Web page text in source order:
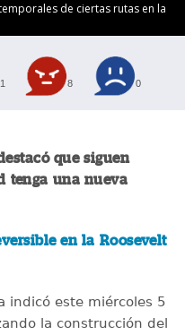
de ciertas rutas en la
1 8 0
que siguen
tenga una nueva
en la Roosevelt
indicó este miércoles 5
la construcción del